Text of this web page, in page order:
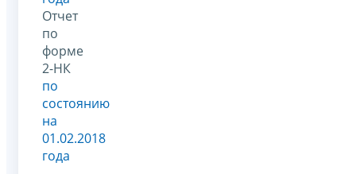
Отчет
по
форме
2-НК
по
состоянию
на
01.02.2018
года